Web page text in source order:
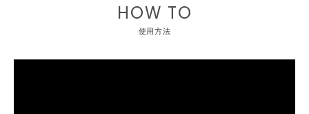
HOW TO
使用方法